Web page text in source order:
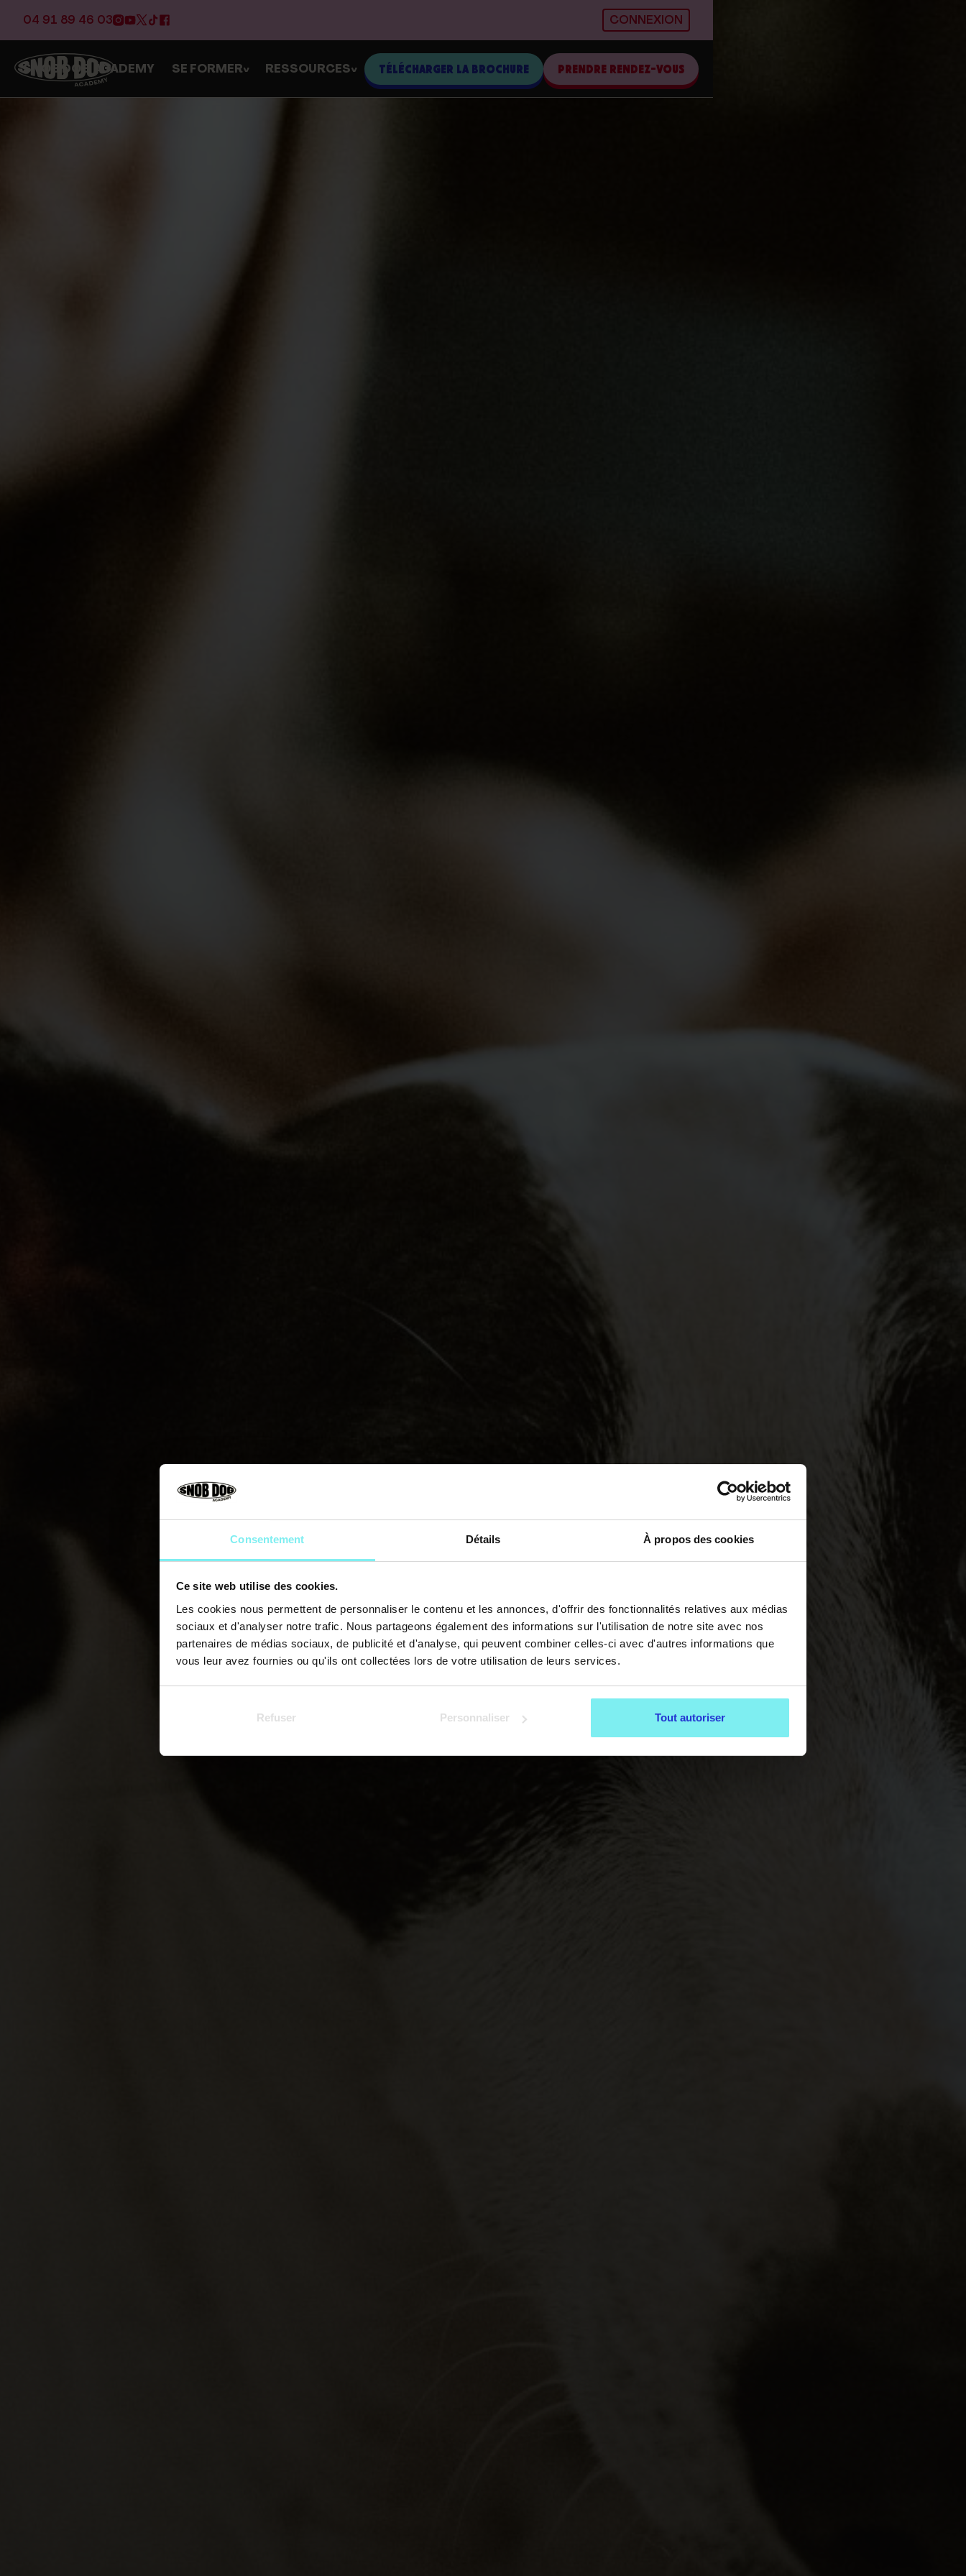
Consentement Détails À propos des cookies
Ce site web utilise des cookies.
Les cookies nous permettent de personnaliser le contenu et les annonces, d'offrir des fonctionnalités relatives aux médias
sociaux et d'analyser notre trafic. Nous partageons également des informations sur l'utilisation de notre site avec nos
partenaires de médias sociaux, de publicité et d'analyse, qui peuvent combiner celles-ci avec d'autres informations que
vous leur avez fournies ou qu'ils ont collectées lors de votre utilisation de leurs services.
Refuser Personnaliser Tout autoriser
04 91 89 46 03 CONNEXION
SNOB DOG ACADEMY SE FORMER> RESSOURCES> TÉLÉCHARGER LA BROCHURE PRENDRE RENDEZ-VOUS